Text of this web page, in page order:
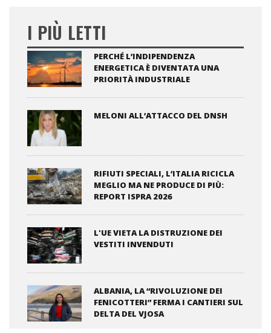
I PIÙ LETTI
PERCHÉ L’INDIPENDENZA
ENERGETICA È DIVENTATA UNA
PRIORITÀ INDUSTRIALE
MELONI ALL’ATTACCO DEL DNSH
RIFIUTI SPECIALI, L’ITALIA RICICLA
MEGLIO MA NE PRODUCE DI PIÙ:
REPORT ISPRA 2026
L'UE VIETA LA DISTRUZIONE DEI
VESTITI INVENDUTI
ALBANIA, LA “RIVOLUZIONE DEI
FENICOTTERI” FERMA I CANTIERI SUL
DELTA DEL VJOSA